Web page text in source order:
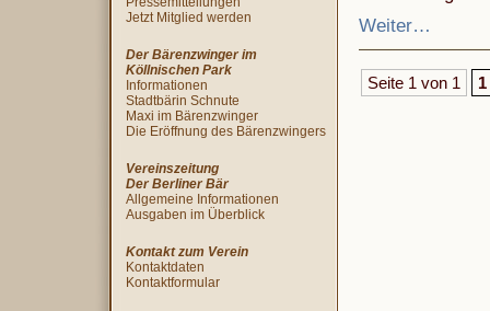
Weiter…
Seite 1 von 1 1
Jetzt Mitglied werden
Der Bärenzwinger im
Köllnischen Park
Informationen
Stadtbärin Schnute
Maxi im Bärenzwinger
Die Eröffnung des Bärenzwingers
Vereinszeitung
Der Berliner Bär
Allgemeine Informationen
Ausgaben im Überblick
Kontakt zum Verein
Kontaktdaten
Kontaktformular